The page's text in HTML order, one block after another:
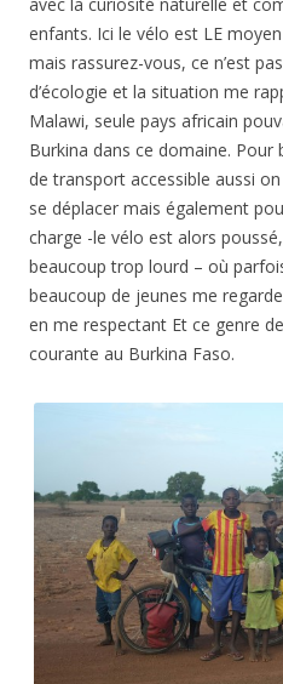
avec la curiosité naturelle et
enfants. Ici le vélo est LE
mais rassurez-vous, ce n’est
d’écologie et la situation me
Malawi, seule pays africain
Burkina dans ce domaine.
de transport accessible aussi
se déplacer mais également
charge -le vélo est alors
beaucoup trop lourd – où
beaucoup de jeunes me
en me respectant Et ce genre
courante au Burkina Faso.